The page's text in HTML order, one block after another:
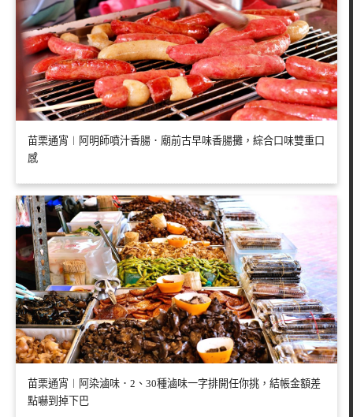
苗栗通宵︱阿明師噴汁香腸．廟前古早味香腸攤，綜合口味雙重口
感
苗栗通宵︱阿染滷味．2、30種滷味一字排開任你挑，結帳金額差
點嚇到掉下巴